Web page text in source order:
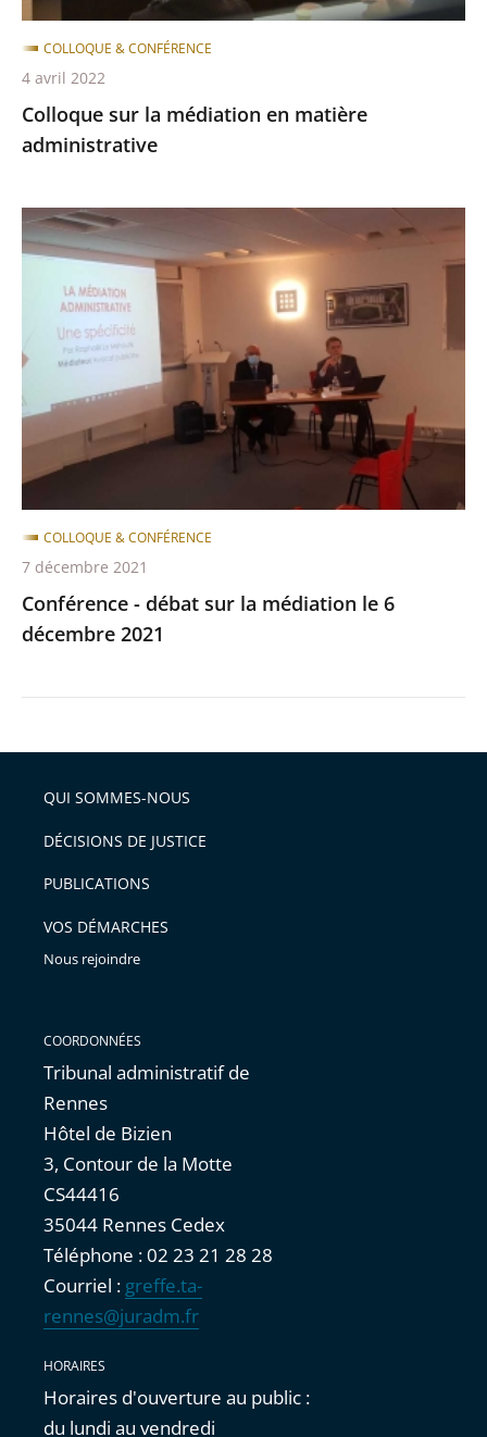
Colloque sur la médiation en matière
administrative
COLLOQUE & CONFÉRENCE
4 avril 2022
Conférence
-
débat
médiation
le
décembre
Conférence - débat sur la médiation le 6
décembre 2021
COLLOQUE & CONFÉRENCE
7 décembre 2021
QUI SOMMES-NOUS
DÉCISIONS DE JUSTICE
PUBLICATIONS
VOS DÉMARCHES
Nous rejoindre
COORDONNÉES
Tribunal administratif de
Rennes
Hôtel de Bizien
3, Contour de la Motte
CS44416
35044 Rennes Cedex
Téléphone : 02 23 21 28 28
Courriel : greffe.ta-
rennes@juradm.fr
HORAIRES
Horaires d'ouverture au public :
du lundi au vendredi